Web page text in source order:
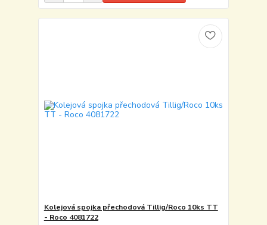
Kolejová spojka přechodová Tillig/Roco 10ks TT
- Roco 4081722